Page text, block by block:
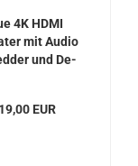
4K HDMI
mit Audio
und De-
EUR